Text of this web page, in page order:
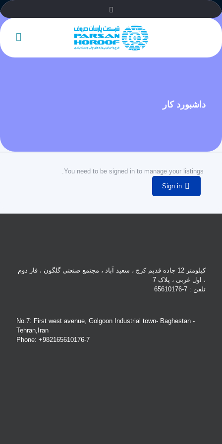
داشبورد کار
You need to be signed in to manage your listings.
Sign in
کیلومتر 12 جاده قدیم کرج ، سعید آباد ، مجتمع صنعتی گلگون ، فاز دوم
، اول غربی ، پلاک 7
تلفن : 7-65610176
No.7: First west avenue, Golgoon Industrial town- Baghestan -
Tehran,Iran
Phone: +982165610176-7